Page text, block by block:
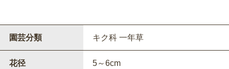
園芸分類 キク科 一年草
花径 5～6cm